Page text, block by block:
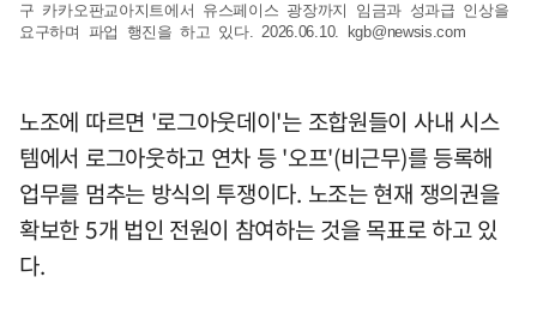
구 카카오판교아지트에서 유스페이스 광장까지 임금과 성과급 인상을
요구하며 파업 행진을 하고 있다. 2026.06.10.
kgb@newsis.com
노조에 따르면 '로그아웃데이'는 조합원들이 사내 시스
템에서 로그아웃하고 연차 등 '오프'(비근무)를 등록해
업무를 멈추는 방식의 투쟁이다. 노조는 현재 쟁의권을
확보한 5개 법인 전원이 참여하는 것을 목표로 하고 있
다.